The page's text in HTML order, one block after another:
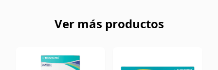
Ver más productos